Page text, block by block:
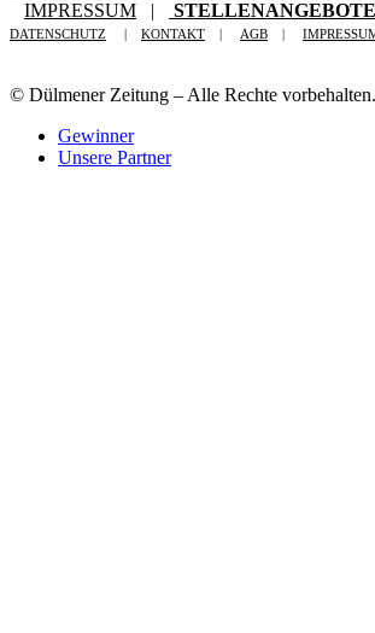
IMPRESSUM | STELLENANGEBOTE
DATENSCHUTZ KONTAKT AGB
© Dülmener Zeitung – Alle Rechte vorbehalten.
Gewinner
Unsere Partner